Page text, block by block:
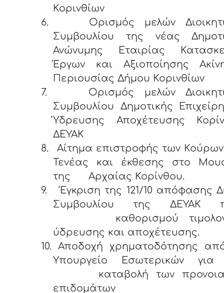
Κορινθίων
6.
Ορισμός μελών
Συμβουλίου της νέας
Ανώνυμης Εταιρίας
Έργων και Αξιοποίησης
Περιουσίας Δήμου Κορινθίων
7.
Ορισμός μελών
Συμβουλίου Δημοτικής
Ύδρευσης Αποχέτευσης
ΔΕΥΑΚ
8.
Αίτημα επιστροφής των
Τενέας και έκθεσης στο
της Αρχαίας Κορίνθου.
9.
Έγκριση της 121/10 απόφασης
Συμβουλίου της ΔΕΥΑΚ
καθορισμού
ύδρευσης και αποχέτευσης.
10. Αποδοχή χρηματοδότησης
Υπουργείο Εσωτερικών για
καταβολή των
επιδομάτων